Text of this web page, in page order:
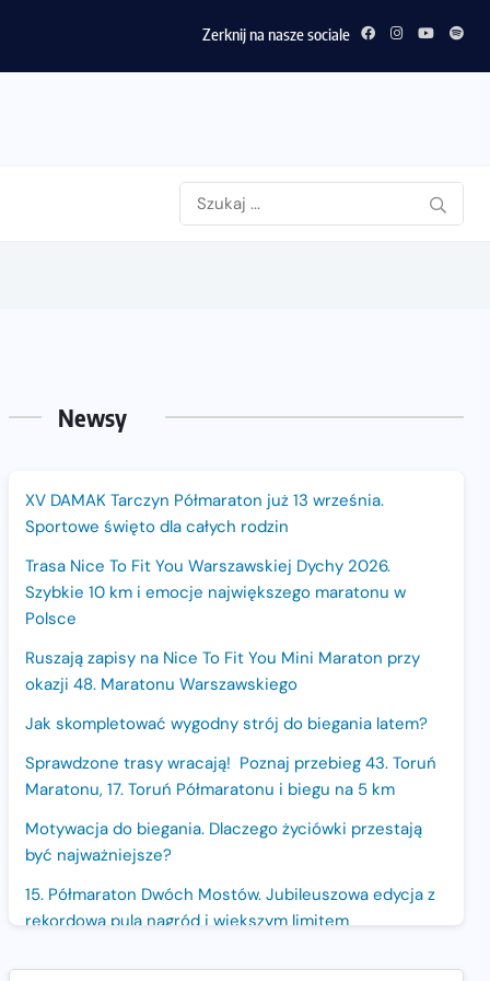
Zerknij na nasze sociale
Newsy
XV DAMAK Tarczyn Półmaraton już 13 września.
Sportowe święto dla całych rodzin
Trasa Nice To Fit You Warszawskiej Dychy 2026.
Szybkie 10 km i emocje największego maratonu w
Polsce
Ruszają zapisy na Nice To Fit You Mini Maraton przy
okazji 48. Maratonu Warszawskiego
Jak skompletować wygodny strój do biegania latem?
Sprawdzone trasy wracają! Poznaj przebieg 43. Toruń
Maratonu, 17. Toruń Półmaratonu i biegu na 5 km
Motywacja do biegania. Dlaczego życiówki przestają
być najważniejsze?
15. Półmaraton Dwóch Mostów. Jubileuszowa edycja z
rekordową pulą nagród i większym limitem